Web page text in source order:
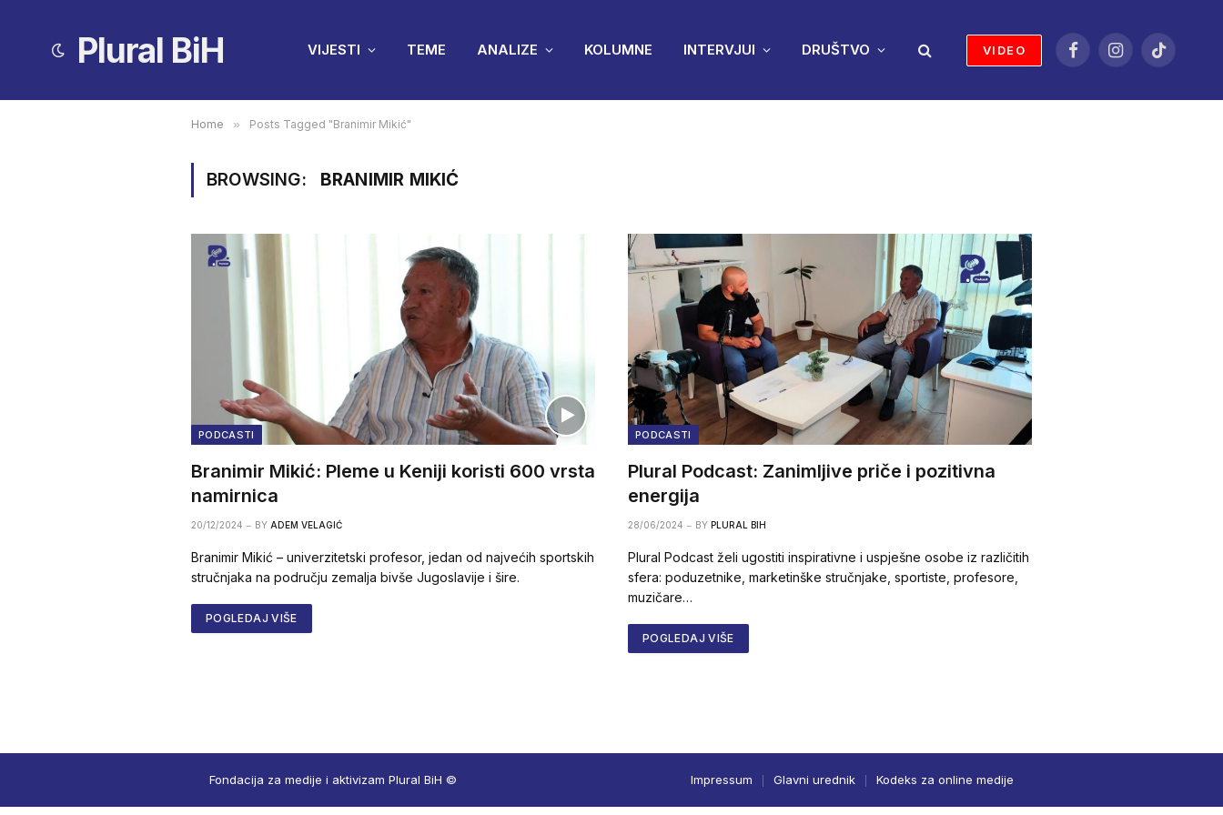
Plural BiH VIJESTI TEME ANALIZE KOLUMNE INTERVJUI DRUŠTVO VIDEO
FacebookInstagramTikTok
Home » Posts Tagged "Branimir Mikić"
BROWSING: BRANIMIR MIKIĆ
PODCASTI
Branimir Mikić: Pleme u Keniji koristi 600 vrsta
namirnica
20/12/2024 BY ADEM VELAGIĆ
Branimir Mikić – univerzitetski profesor, jedan od najvećih sportskih
stručnjaka na području zemalja bivše Jugoslavije i šire.
POGLEDAJ VIŠE
PODCASTI
Plural Podcast: Zanimljive priče i pozitivna
energija
28/06/2024 BY PLURAL BIH
Plural Podcast želi ugostiti inspirativne i uspješne osobe iz različitih
sfera: poduzetnike, marketinške stručnjake, sportiste, profesore,
muzičare…
POGLEDAJ VIŠE
Fondacija za medije i aktivizam Plural BiH © Impressum Glavni urednik Kodeks za online medije